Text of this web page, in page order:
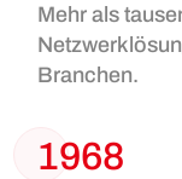
Mehr als
Branchen.
1968